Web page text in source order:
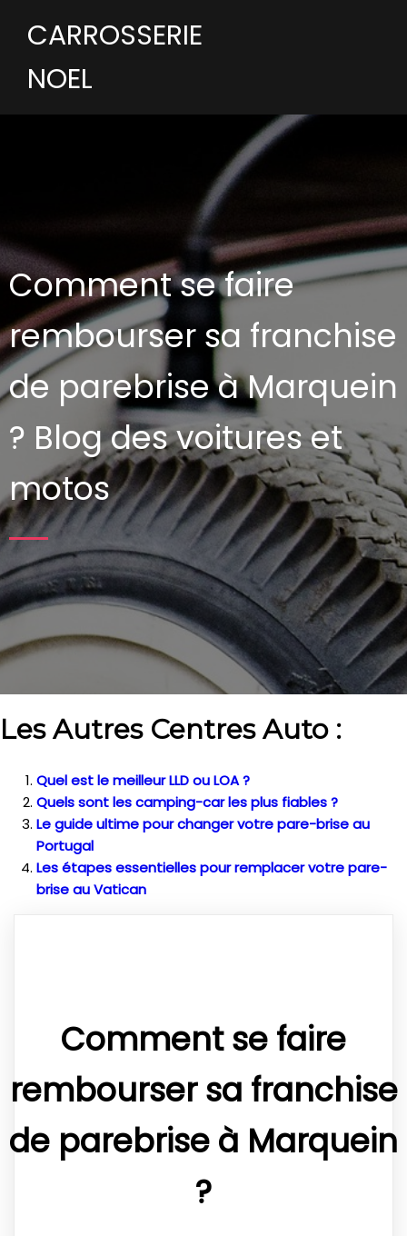
CARROSSERIE
NOEL
Comment se faire
rembourser sa franchise
de parebrise à Marquein
? Blog des voitures et
motos
Les Autres Centres Auto :
Quel est le meilleur LLD ou LOA ?
Quels sont les camping-car les plus fiables ?
Le guide ultime pour changer votre pare-brise au
Portugal
Les étapes essentielles pour remplacer votre pare-
brise au Vatican
Comment se faire
rembourser sa franchise
de parebrise à Marquein
?